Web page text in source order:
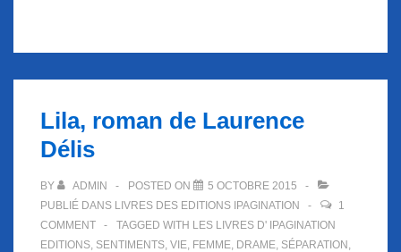
Lila, roman de Laurence
Délis
BY ADMIN POSTED ON
5 OCTOBRE 2015
PUBLIÉ DANS LIVRES DES EDITIONS IPAGINATION
1
COMMENT
TAGGED WITH LES LIVRES D' IPAGINATION
EDITIONS SENTIMENTS VIE FEMME DRAME SÉPARATION